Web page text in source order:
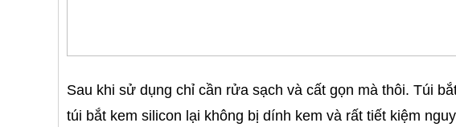
Sau khi sử dụng chỉ cần rửa sạch và cất gọn mà thôi. Túi
túi bắt kem silicon lại không bị dính kem và rất tiết kiệm